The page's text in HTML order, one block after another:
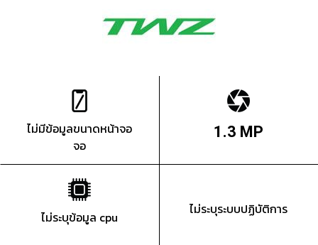
ไม่มีข้อมูลขนาดหน้าจอ
จอ
1.3 MP
ไม่ระบุข้อมูล cpu ไม่ระบุระบบปฏิบัติการ